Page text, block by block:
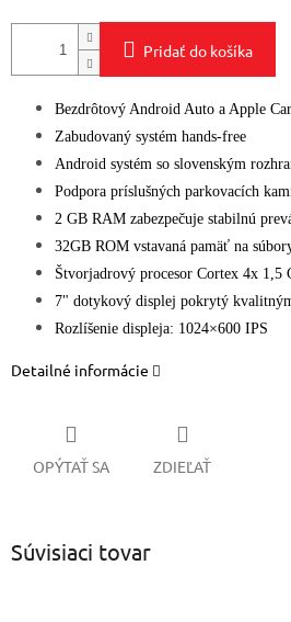
Pridať do košíka
Bezdrôtový Android Auto a Apple
Zabudovaný systém hands-free
Android systém so slovenským
Podpora príslušných parkovacích
2 GB RAM zabezpečuje stabilnú
32GB ROM vstavaná pamäť na
Štvorjadrový procesor Cortex 4x 1,5
7" dotykový displej pokrytý
Rozlíšenie displeja: 1024×600 IPS
Detailné informácie
OPÝTAŤ SA ZDIEĽAŤ
Súvisiaci tovar